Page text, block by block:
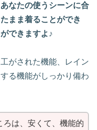
なたの使うシーンに合
まま着ることができ
できますよ♪
がされた機能、レイン
る機能がしっかり備わ
ろは、安くて、機能的